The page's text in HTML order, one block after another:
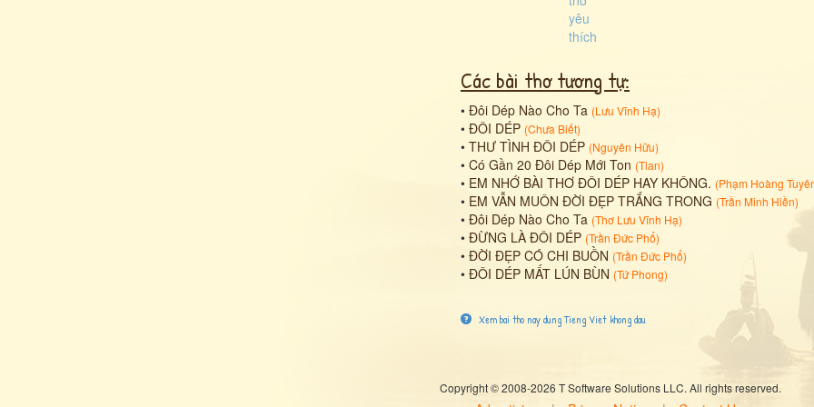
Các bài thơ tương tự:
• Đôi Dép Nào Cho Ta (Lưu Vĩnh Hạ)
• ĐÔI DÉP (Chưa Biết)
• THƯ TÌNH ĐÔI DÉP (Nguyên Hữu)
• Có Gần 20 Đôi Dép Mới Ton (Tlan)
• EM NHỚ BÀI THƠ ĐÔI DÉP HAY KHÔNG. (Phạm Hoàng
• EM VẪN MUÔN ĐỜI ĐẸP TRẮNG TRONG (Trần Minh Hiền)
• Đôi Dép Nào Cho Ta (Thơ Lưu Vĩnh Hạ)
• ĐỪNG LÀ ĐÔI DÉP (Trần Đức Phổ)
• ĐỜI ĐẸP CÓ CHI BUỒN (Trần Đức Phổ)
• ĐÔI DÉP MẤT LÚN BÙN (Tứ Phong)
Xem bai tho nay dung Tieng Viet khong dau
Copyright © 2008-2026 T Software Solutions LLC. All rights reserved.